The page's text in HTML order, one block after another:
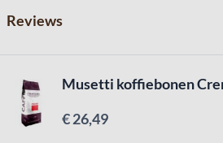
Reviews
Musetti koffiebonen
€ 26,49